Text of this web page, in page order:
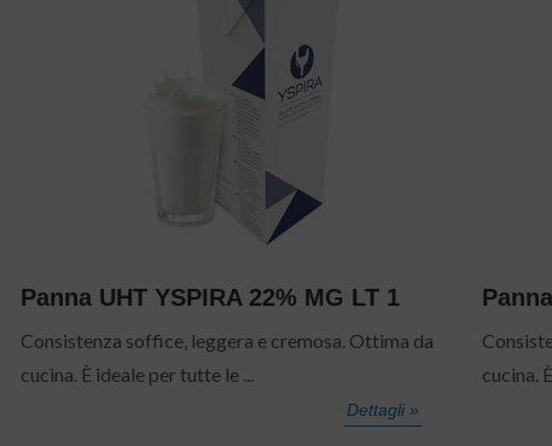
Panna UHT YSPIRA 22% MG LT 1
Consistenza soffice, leggera e cremosa. Ottima da
cucina. È ideale per tutte le ...
Dettagli »
cucina.